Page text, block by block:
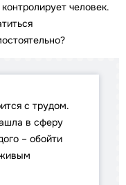
человек.
с трудом.
в сферу
– обойти